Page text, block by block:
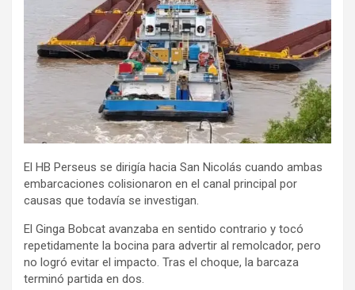
El HB Perseus se dirigía hacia San Nicolás cuando ambas
embarcaciones colisionaron en el canal principal por
causas que todavía se investigan.
El Ginga Bobcat avanzaba en sentido contrario y tocó
repetidamente la bocina para advertir al remolcador, pero
no logró evitar el impacto. Tras el choque, la barcaza
terminó partida en dos.